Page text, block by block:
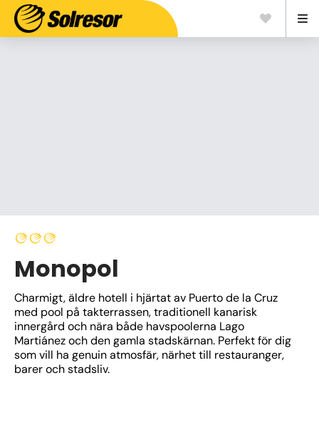
Monopol
Charmigt, äldre hotell i hjärtat av Puerto de la Cruz
med pool på takterrassen, traditionell kanarisk
innergård och nära både havspoolerna Lago
Martiánez och den gamla stadskärnan. Perfekt för dig
som vill ha genuin atmosfär, närhet till restauranger,
barer och stadsliv.